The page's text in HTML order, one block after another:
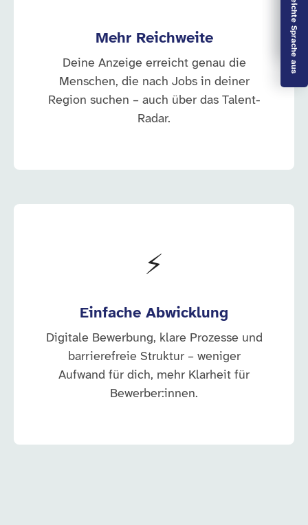
Leichte Sprache aus
Mehr Reichweite
Deine Anzeige erreicht genau die
Menschen, die nach Jobs in deiner
Region suchen – auch über das Talent-
Radar.
⚡
Einfache Abwicklung
Digitale Bewerbung, klare Prozesse und
barrierefreie Struktur – weniger
Aufwand für dich, mehr Klarheit für
Bewerber:innen.